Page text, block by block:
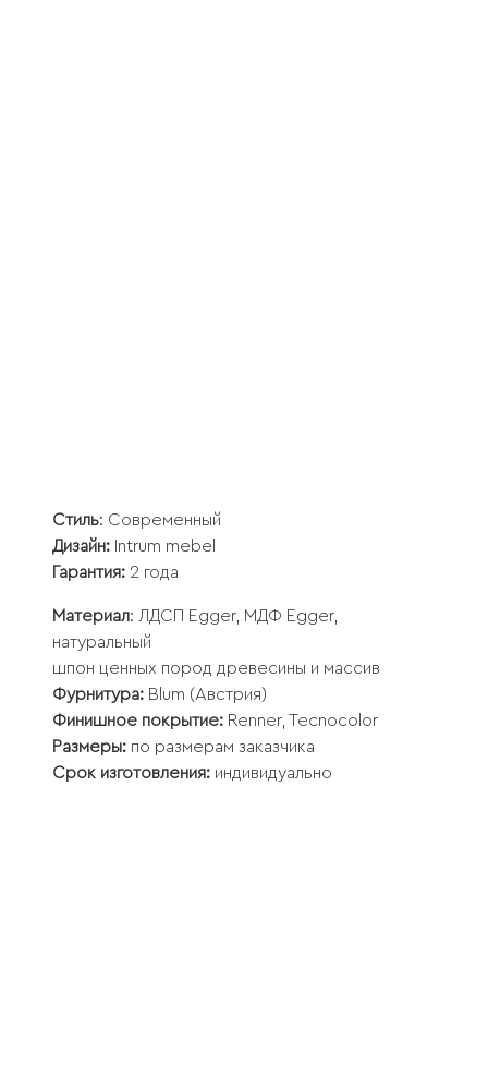
Стиль: Современный
Дизайн: Intrum mebel
Гарантия: 2 года
Материал: ЛДСП Egger, МДФ Egger,
натуральный
шпон ценных пород древесины и массив
Фурнитура: Blum (Австрия)
Финишное покрытие: Renner, Tecnocolor
Размеры: по размерам заказчика
Срок изготовления: индивидуально